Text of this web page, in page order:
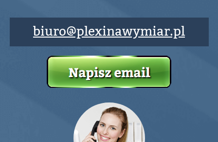
biuro@plexinawymiar.pl